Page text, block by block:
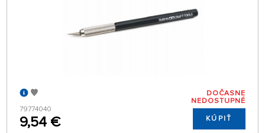
79774040
9,54 €
DOČASNE
NEDOSTUPNÉ
KÚPIŤ